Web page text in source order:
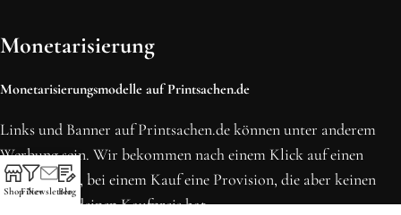
Monetarisierung
Monetarisierungsmodelle auf Printsachen.de
Links und Banner auf Printsachen.de können unter anderem
Werbung sein. Wir bekommen nach einem Klick auf einen
solchen Link, bei einem Kauf eine Provision, die aber keinen
Einfluss auf deinen Kaufpreis hat.
ShopFilter
Newsletter
Blog